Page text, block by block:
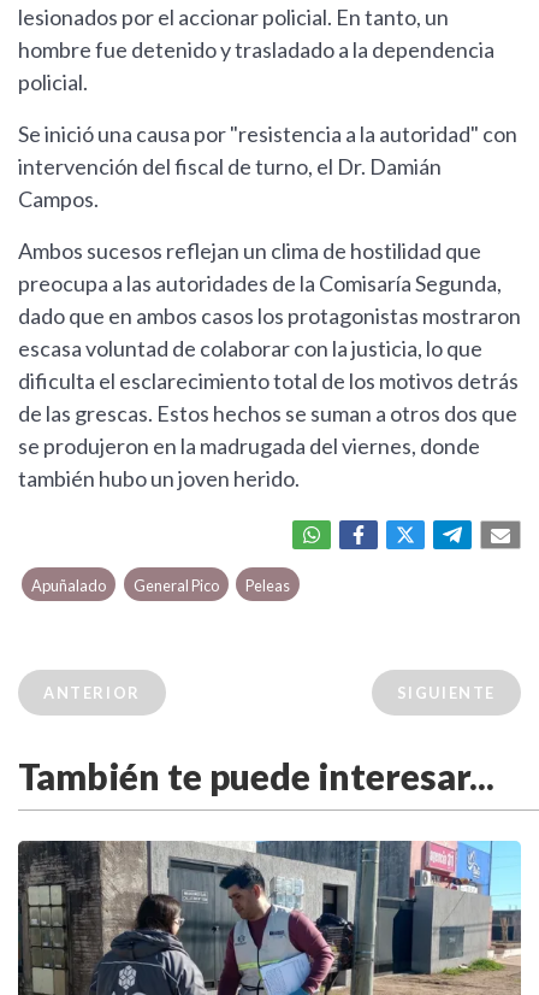
lesionados por el accionar policial. En tanto, un
hombre fue detenido y trasladado a la dependencia
policial.
Se inició una causa por "resistencia a la autoridad" con
intervención del fiscal de turno, el Dr. Damián
Campos.
Ambos sucesos reflejan un clima de hostilidad que
preocupa a las autoridades de la Comisaría Segunda,
dado que en ambos casos los protagonistas mostraron
escasa voluntad de colaborar con la justicia, lo que
dificulta el esclarecimiento total de los motivos detrás
de las grescas. Estos hechos se suman a otros dos que
se produjeron en la madrugada del viernes, donde
también hubo un joven herido.
Apuñalado General Pico Peleas
ANTERIOR SIGUIENTE
También te puede interesar...